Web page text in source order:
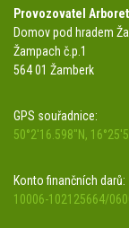
Provozovatel
Domov pod hradem
Žampach č.p.1
564 01 Žamberk
GPS souřadnice:
50°2'16.598"N,
Konto finančních darů:
10006-102125664/